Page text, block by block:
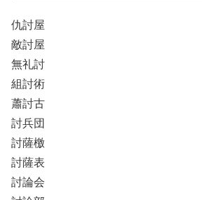
仇討屋
敵討屋
無礼討
組討術
蕭討古
討兵団
討薩檄
討薩表
討論会